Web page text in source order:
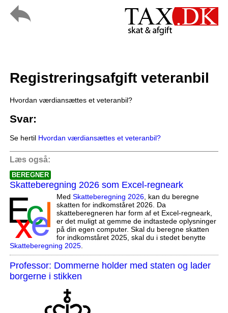
Registreringsafgift veteranbil
Hvordan værdiansættes et veteranbil?
Svar:
Se hertil Hvordan værdiansættes et veteranbil?
Læs også:
BEREGNER
Skatteberegning 2026 som Excel-regneark
Med Skatteberegning 2026, kan du beregne
skatten for indkomståret 2026. Da
skatteberegneren har form af et Excel-regneark,
er det muligt at gemme de indtastede oplysninger
på din egen computer. Skal du beregne skatten
for indkomståret 2025, skal du i stedet benytte
Skatteberegning 2025.
Professor: Dommerne holder med staten og lader
borgerne i stikken